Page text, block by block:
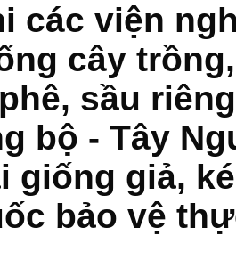
các viện
cây
sầu
bộ - Tây
giống giả,
bảo vệ